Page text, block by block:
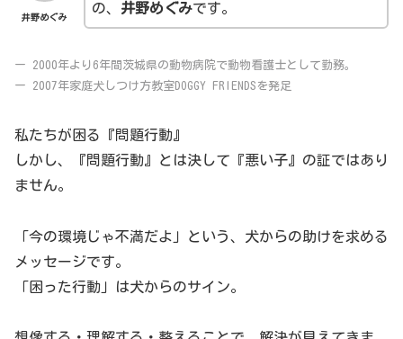
井野めぐみ
の、 井野めぐみです。
ー 2000年より6年間茨城県の動物病院で動物看護士として勤務。
ー 2007年家庭犬しつけ方教室DOGGY FRIENDSを発足
私たちが困る『問題行動』
しかし、『問題行動』とは決して『悪い子』の証ではあり
ません。
「今の環境じゃ不満だよ」という、犬からの助けを求める
メッセージです。
「困った行動」は犬からのサイン。